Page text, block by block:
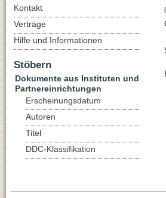
Kontakt
Verträge
Hilfe und Informationen
Stöbern
Dokumente aus Instituten und
Partnereinrichtungen
Erscheinungsdatum
Autoren
Titel
DDC-Klassifikation